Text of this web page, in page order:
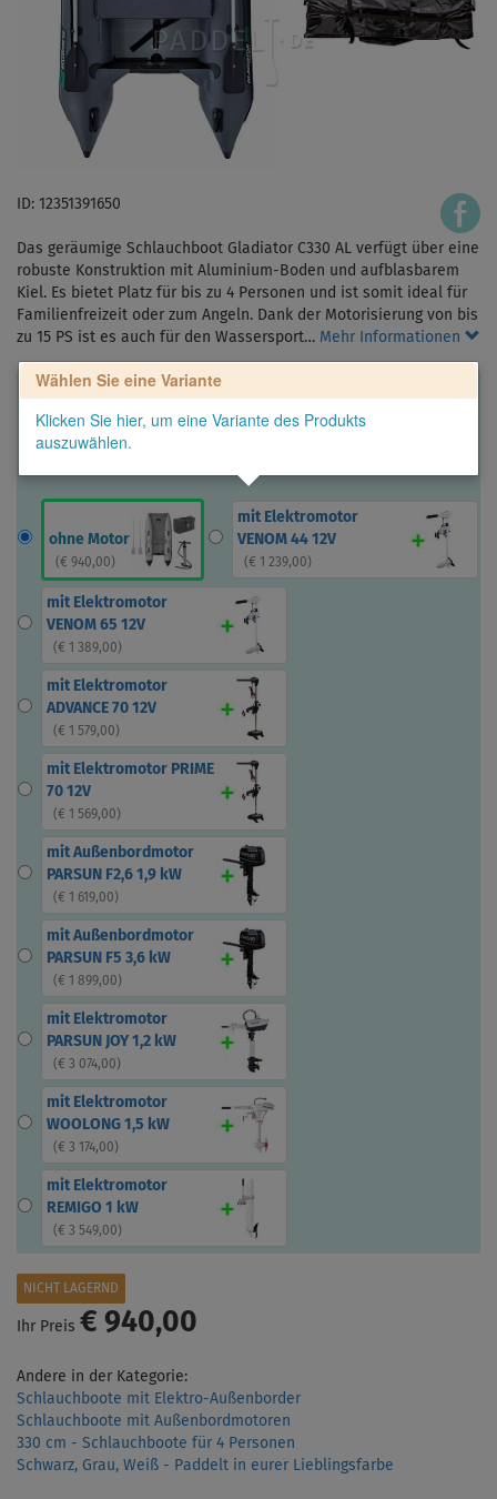
ID: 12351391650
Das geräumige Schlauchboot Gladiator C330 AL verfügt über eine
robuste Konstruktion mit Aluminium-Boden und aufblasbarem
Kiel. Es bietet Platz für bis zu 4 Personen und ist somit ideal für
Familienfreizeit oder zum Angeln. Dank der Motorisierung von bis
zu 15 PS ist es auch für den Wassersport… Mehr Informationen
Wählen Sie eine Variante
Klicken Sie hier, um eine Variante des Produkts
auszuwählen.
ohne Motor
( € 940,00)
mit Elektromotor
VENOM 44 12V
( € 1 239,00)
mit Elektromotor
VENOM 65 12V
( € 1 389,00)
mit Elektromotor
ADVANCE 70 12V
( € 1 579,00)
mit Elektromotor PRIME
70 12V
( € 1 569,00)
mit Außenbordmotor
PARSUN F2,6 1,9 kW
( € 1 619,00)
mit Außenbordmotor
PARSUN F5 3,6 kW
( € 1 899,00)
mit Elektromotor
PARSUN JOY 1,2 kW
( € 3 074,00)
mit Elektromotor
WOOLONG 1,5 kW
( € 3 174,00)
mit Elektromotor
REMIGO 1 kW
( € 3 549,00)
NICHT LAGERND
Ihr Preis € 940,00
Andere in der Kategorie:
Schlauchboote mit Elektro-Außenborder
Schlauchboote mit Außenbordmotoren
330 cm - Schlauchboote für 4 Personen
Schwarz, Grau, Weiß - Paddelt in eurer Lieblingsfarbe